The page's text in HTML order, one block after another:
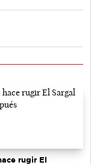
rugir El